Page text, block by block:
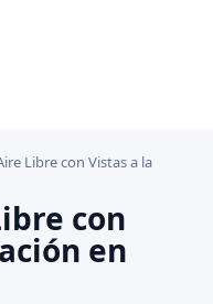
Libre con Vistas a la
con
en